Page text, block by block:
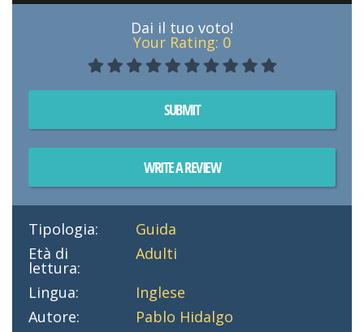
Dai il tuo voto!
Your Rating: 0
SUBMIT
WRITE A REVIEW
Tipologia:
Guida
Età di
lettura:
Adulti
Lingua:
Inglese
Autore:
Pablo Hidalgo